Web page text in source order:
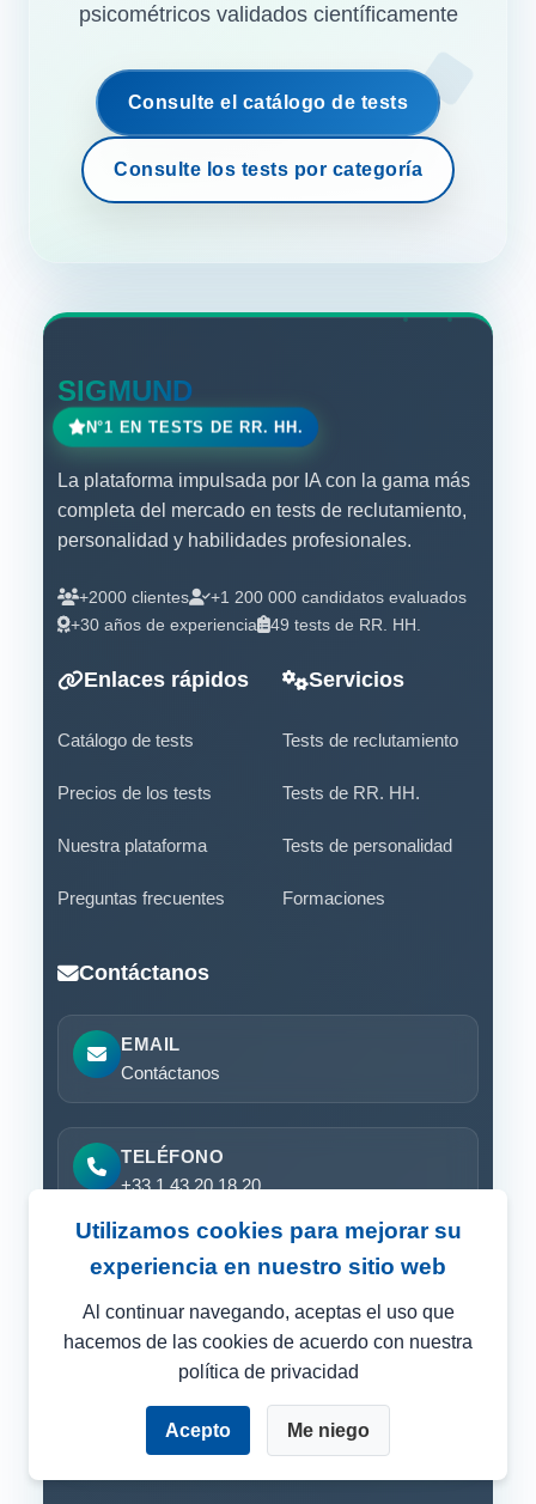
Utilizamos cookies para mejorar su
experiencia en nuestro sitio web
Al continuar navegando, aceptas el uso que
hacemos de las cookies de acuerdo con nuestra
política de privacidad
Acepto Me niego
psicométricos validados científicamente
Consulte el catálogo de tests
Consulte los tests por categoría
SIGMUND
N°1 EN TESTS DE RR. HH.
La plataforma impulsada por IA con la gama más
completa del mercado en tests de reclutamiento,
personalidad y habilidades profesionales.
+2000 clientes
+1 200 000 candidatos evaluados
+30 años de experiencia
49 tests de RR. HH.
Enlaces rápidos
Catálogo de tests
Precios de los tests
Nuestra plataforma
Preguntas frecuentes
Servicios
Tests de reclutamiento
Tests de RR. HH.
Tests de personalidad
Formaciones
Contáctanos
EMAIL
Contáctanos
TELÉFONO
+33 1 43 20 18 20
HORARIO
Solicitar una demo